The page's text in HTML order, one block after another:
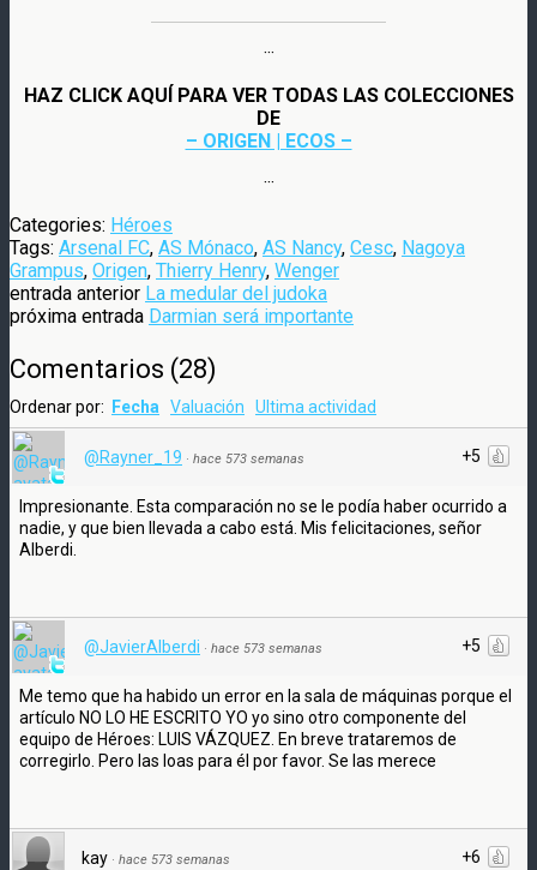
···
HAZ CLICK AQUÍ PARA VER TODAS LAS COLECCIONES
DE
– ORIGEN | ECOS –
···
Categories: Héroes
Tags: Arsenal FC, AS Mónaco, AS Nancy, Cesc, Nagoya
Grampus, Origen, Thierry Henry, Wenger
entrada anterior La medular del judoka
próxima entrada Darmian será importante
Comentarios (28)
Ordenar por: Fecha Valuación Ultima actividad
+5
@Rayner_19 · hace 573 semanas
Impresionante. Esta comparación no se le podía haber ocurrido a
nadie, y que bien llevada a cabo está. Mis felicitaciones, señor
Alberdi.
+5
@JavierAlberdi · hace 573 semanas
Me temo que ha habido un error en la sala de máquinas porque el
artículo NO LO HE ESCRITO YO yo sino otro componente del
equipo de Héroes: LUIS VÁZQUEZ. En breve trataremos de
corregirlo. Pero las loas para él por favor. Se las merece
+6
kay · hace 573 semanas